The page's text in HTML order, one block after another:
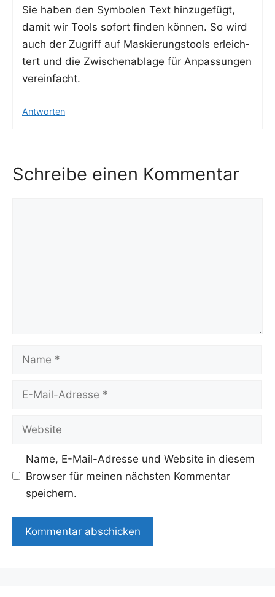
Sie haben den Sym­bo­len Text hin­zu­ge­fügt,
damit wir Tools sofort fin­den kön­nen. So wird
auch der Zugriff auf Mas­kie­rungs­tools erleich­
tert und die Zwi­schen­ab­la­ge für Anpas­sun­gen
vereinfacht.
Antworten
Schreibe einen Kommentar
Name
Adresse
Website
Name, E-Mail-Adresse und Website in diesem
Browser für meinen nächsten Kommentar
speichern.